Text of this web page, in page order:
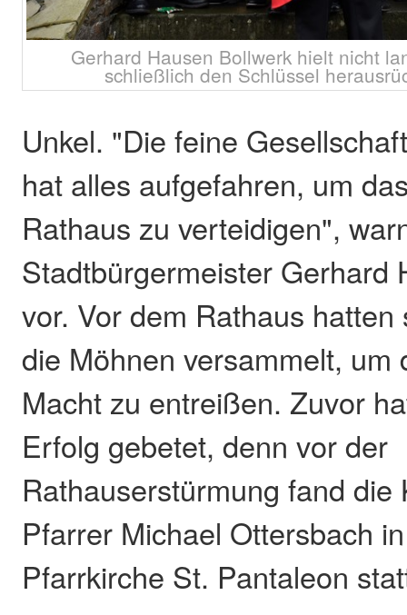
Gerhard Hausen Bollwerk hielt nicht
schließlich den Schlüssel
Unkel. "Die feine
hat alles aufgefahren, um
Rathaus zu verteidigen",
Stadtbürgermeister Gerhard
vor. Vor dem Rathaus
die Möhnen versammelt, um
Macht zu entreißen. Zuvor
Erfolg gebetet, denn vor der
Rathauserstürmung fand die
Pfarrer Michael Ottersbach
Pfarrkirche St. Pantaleon